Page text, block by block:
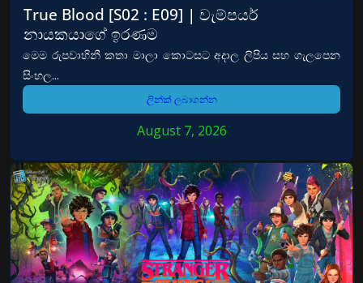
True Blood [S02 : E09] | වැම්පයර්
නායකයාගේ ඉරණම
මෙම රුපවාහිනී කතා මාලා කොටසට අදාල ලිපිය සහ ගැලපෙන
සිංහල...
ලින්ක් ලබාගන්න
August 7, 2026